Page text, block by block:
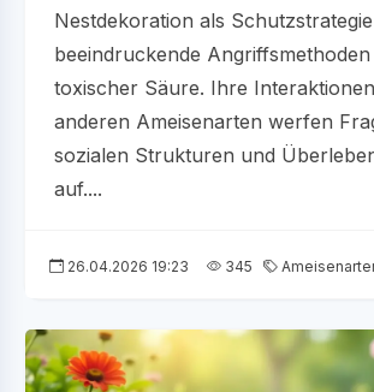
Nestdekoration als
beeindruckende
toxischer Säure. Ihre
anderen Ameisenarten werfen
sozialen Strukturen und
auf....
26.04.2026 19:23 345